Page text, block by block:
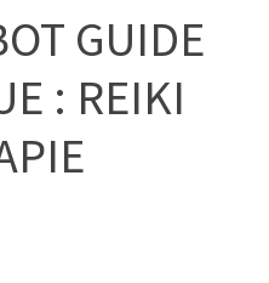
GUIDE
: REIKI